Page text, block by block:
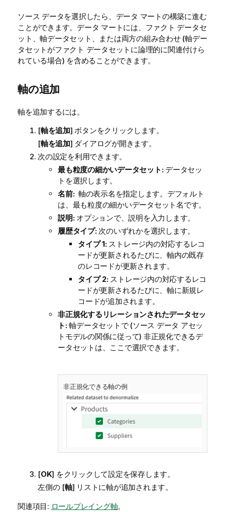
ソース データを選択したら、データ マートの構築に進む
ことができます。データ マートには、ファクト データセ
ット、軸データセット、または両方の組み合わせ (軸デー
タセットがファクト データセットに論理的に関連付けら
れている場合) を含めることができます。
軸の追加
軸を追加するには。
[軸を追加] ボタンをクリックします。
[軸を追加] ダイアログが開きます。
次の設定を利用できます。
最も粒度の細かいデータセット:データセッ
トを選択します。
名前:軸の表示名を指定します。デフォルト
は、最も粒度の細かいデータセット名です。
説明:オプションで、説明を入力します。
履歴タイプ:次のいずれかを選択します。
タイプ 1: ストレージ内の対応するレコ
ードが更新されるたびに、軸内の既存
のレコードが更新されます。
タイプ 2: ストレージ内の対応するレコ
ードが更新されるたびに、軸に新規レ
コードが追加されます。
非正規化するリレーションされたデータセッ
ト:軸データセットで (ソース データ アセッ
トモデルの関係に従って) 非正規化できるデ
ータセットは、ここで選択できます。
非正規化できる軸の例
[OK] をクリックして設定を保存します。
左側の [軸] リストに軸が追加されます。
関連項目: ロールプレイング軸。